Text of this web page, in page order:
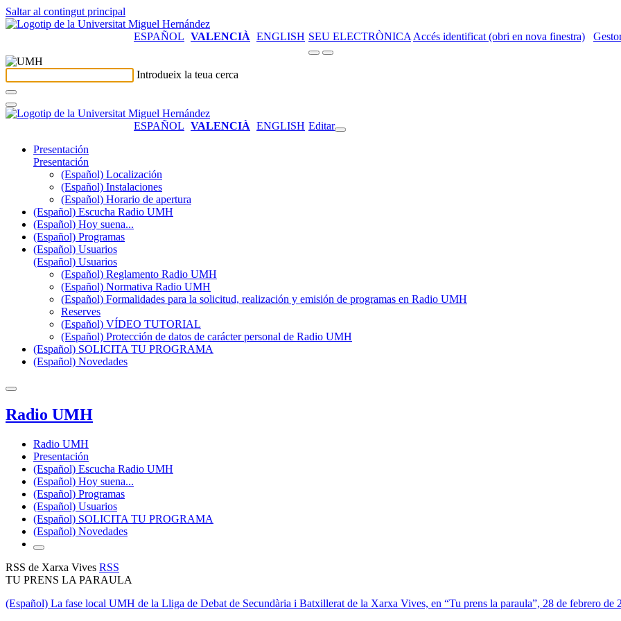
Saltar al contingut principal
ESPAÑOL VALENCIÀ ENGLISH SEU ELECTRÒNICA Accés identificat (obri en nova finestra)
Introdueix la teua cerca
ESPAÑOL VALENCIÀ ENGLISH Editar
Presentación
Presentación
(Español) Localización
(Español) Instalaciones
(Español) Horario de apertura
(Español) Escucha Radio UMH
(Español) Hoy suena...
(Español) Programas
(Español) Usuarios
(Español) Usuarios
(Español) Reglamento Radio UMH
(Español) Normativa Radio UMH
(Español) Formalidades para la solicitud, realización y emisión de programas en Radio UMH
Reserves
(Español) VÍDEO TUTORIAL
(Español) Protección de datos de carácter personal de Radio UMH
(Español) SOLICITA TU PROGRAMA
(Español) Novedades
Radio UMH
Radio UMH
Presentación
(Español) Escucha Radio UMH
(Español) Hoy suena...
(Español) Programas
(Español) Usuarios
(Español) SOLICITA TU PROGRAMA
(Español) Novedades
RSS de Xarxa Vives RSS
TU PRENS LA PARAULA
(Español) La fase local UMH de la Lliga de Debat de Secundària i Batxillerat de la Xarxa Vives, en “Tu prens la paraula”, 28 de febrero de